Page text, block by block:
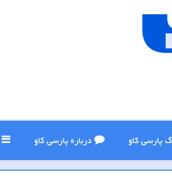
پارسی كاو درباره پارسی كاو